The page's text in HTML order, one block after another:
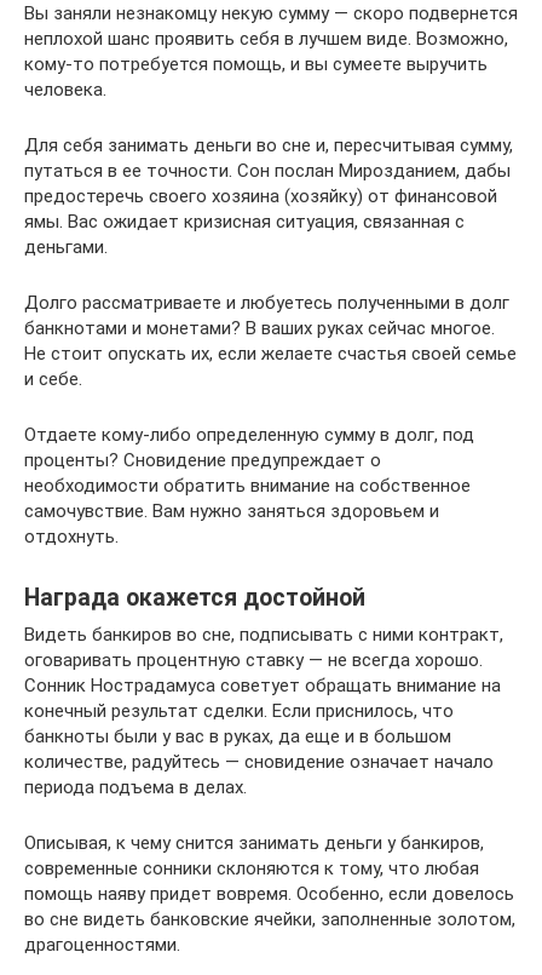
Вы заняли незнакомцу некую сумму — скоро подвернется
неплохой шанс проявить себя в лучшем виде. Возможно,
кому-то потребуется помощь, и вы сумеете выручить
человека.
Для себя занимать деньги во сне и, пересчитывая сумму,
путаться в ее точности. Сон послан Мирозданием, дабы
предостеречь своего хозяина (хозяйку) от финансовой
ямы. Вас ожидает кризисная ситуация, связанная с
деньгами.
Долго рассматриваете и любуетесь полученными в долг
банкнотами и монетами? В ваших руках сейчас многое.
Не стоит опускать их, если желаете счастья своей семье
и себе.
Отдаете кому-либо определенную сумму в долг, под
проценты? Сновидение предупреждает о
необходимости обратить внимание на собственное
самочувствие. Вам нужно заняться здоровьем и
отдохнуть.
Награда окажется достойной
Видеть банкиров во сне, подписывать с ними контракт,
оговаривать процентную ставку — не всегда хорошо.
Сонник Нострадамуса советует обращать внимание на
конечный результат сделки. Если приснилось, что
банкноты были у вас в руках, да еще и в большом
количестве, радуйтесь — сновидение означает начало
периода подъема в делах.
Описывая, к чему снится занимать деньги у банкиров,
современные сонники склоняются к тому, что любая
помощь наяву придет вовремя. Особенно, если довелось
во сне видеть банковские ячейки, заполненные золотом,
драгоценностями.